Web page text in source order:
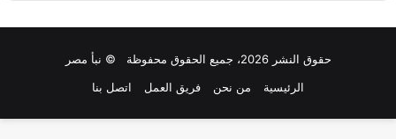
حقوق النشر 2026، جميع الحقوق محفوظة © نبأ مصر
الرئيسية
من نحن فريق العمل اتصل بنا